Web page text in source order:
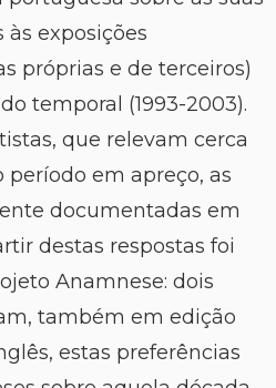
exposições
próprias e de terceiros)
temporal (1993-2003).
que relevam cerca
período em apreço, as
documentadas em
destas respostas foi
Anamnese: dois
também em edição
estas preferências